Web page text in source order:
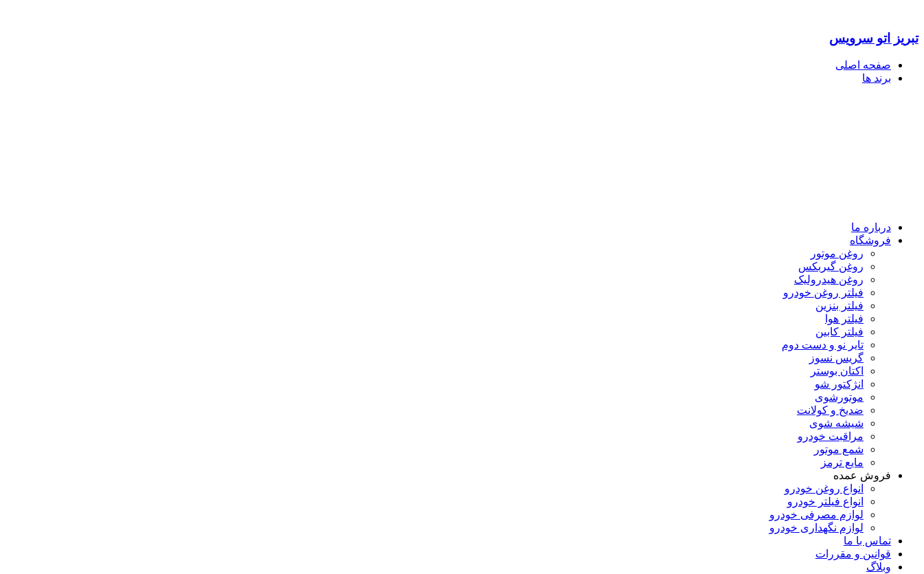
تبریز اتو سرویس
صفحه اصلی
برند ها
درباره ما
فروشگاه
روغن موتور
روغن گیربکس
روغن هیدرولیک
فیلتر روغن خودرو
فیلتر بنزین
فیلتر هوا
فیلتر کابین
تایر نو و دست دوم
گریس نسوز
اکتان بوستر
انژکتور شو
موتورشوی
ضدیخ و کولانت
شیشه شوی
مراقبت خودرو
شمع موتور
مایع ترمز
فروش عمده
انواع روغن خودرو
انواع فیلتر خودرو
لوازم مصرفی خودرو
لوازم نگهداری خودرو
تماس با ما
قوانین و مقررات
وبلاگ